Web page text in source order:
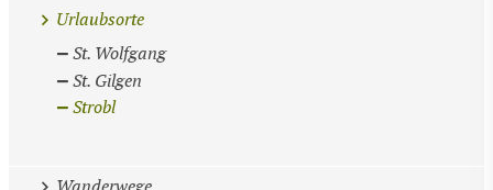
Urlaubsorte
St. Wolfgang
St. Gilgen
Strobl